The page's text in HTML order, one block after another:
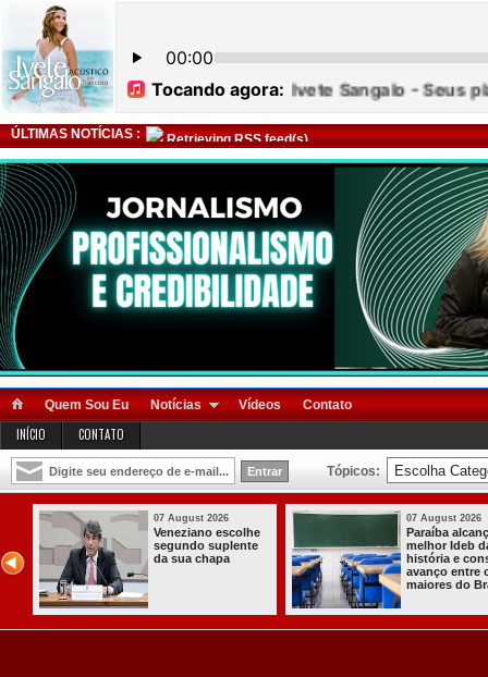
ÚLTIMAS NOTÍCIAS : Retrieving RSS feed(s)
Quem Sou Eu Notícias Vídeos Contato
INÍCIO CONTATO
Tópicos:
07 August 2026
Paraíba alcança o
melhor Ideb da
história e consolida
avanço entre os
maiores do Brasil
07 August 2026
Homem é preso
com armas,
munições e
radiocomunicadore
s no Conde